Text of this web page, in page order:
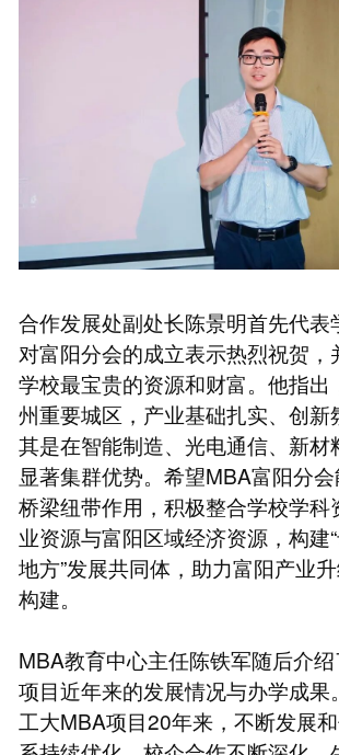
合作发展处副处长陈景明首先代表
对富阳分会的成立表示热烈祝贺，
学校最宝贵的资源和财富。他指出
州重要城区，产业基础扎实、创新
其是在智能制造、光电通信、新材
显著集群优势。希望MBA富阳分
桥梁纽带作用，积极整合学校学科
业资源与富阳区域经济资源，构
地方”发展共同体，助力富阳产业
构建。
MBA教育中心主任陈铁军随后介
项目近年来的发展情况与办学成果
工大MBA项目20年来，不断发展